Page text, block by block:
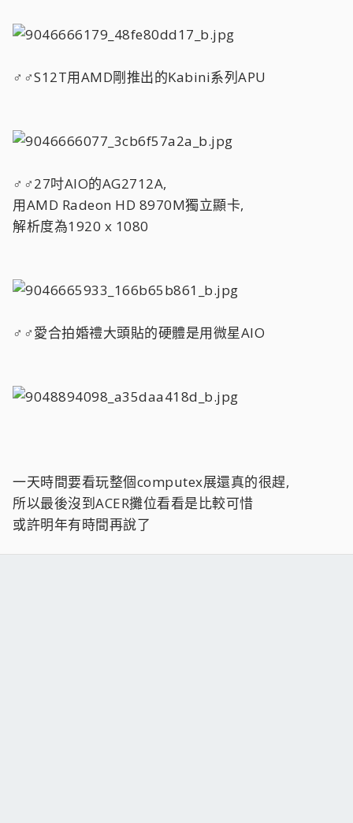
♂♂S12T用AMD剛推出的Kabini系列APU
♂♂27吋AIO的AG2712A,
用AMD Radeon HD 8970M獨立顯卡,
解析度為1920 x 1080
♂♂愛合拍婚禮大頭貼的硬體是用微星AIO
一天時間要看玩整個computex展還真的很趕,
所以最後沒到ACER攤位看看是比較可惜
或許明年有時間再說了